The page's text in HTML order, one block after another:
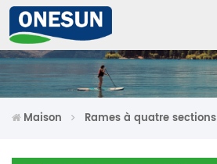
Maison Rames à quatre sections